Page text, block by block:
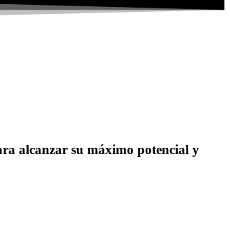
alcanzar su máximo potencial y